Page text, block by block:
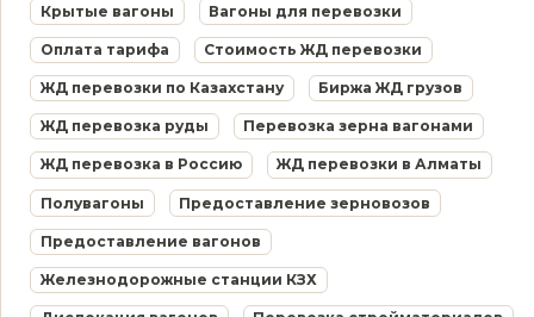
Крытые вагоны Вагоны для перевозки
Оплата тарифа Стоимость ЖД перевозки
ЖД перевозки по Казахстану Биржа ЖД грузов
ЖД перевозка руды Перевозка зерна вагонами
ЖД перевозка в Россию ЖД перевозки в Алматы
Полувагоны Предоставление зерновозов
Предоставление вагонов
Железнодорожные станции КЗХ